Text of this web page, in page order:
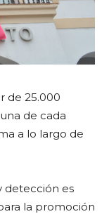
de 25.000
de cada
a lo largo de
detección es
la promoción